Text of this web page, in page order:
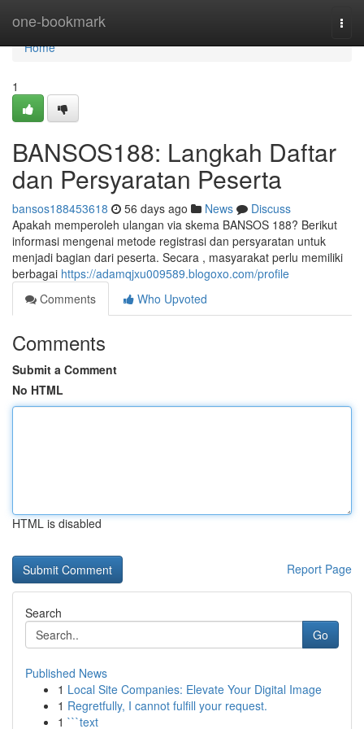
one-bookmark
Home
Home
1
BANSOS188: Langkah Daftar
dan Persyaratan Peserta
bansos188453618 56 days ago News
Discuss
Apakah memperoleh ulangan via skema BANSOS 188? Berikut
informasi mengenai metode registrasi dan persyaratan untuk
menjadi bagian dari peserta. Secara , masyarakat perlu memiliki
berbagai https://adamqjxu009589.blogoxo.com/profile
Comments
Who Upvoted
Comments
Submit a Comment
No HTML
HTML is disabled
Report Page
Search
Go
Published News
1 Local Site Companies: Elevate Your Digital Image
1 Regretfully, I cannot fulfill your request.
1 ```text